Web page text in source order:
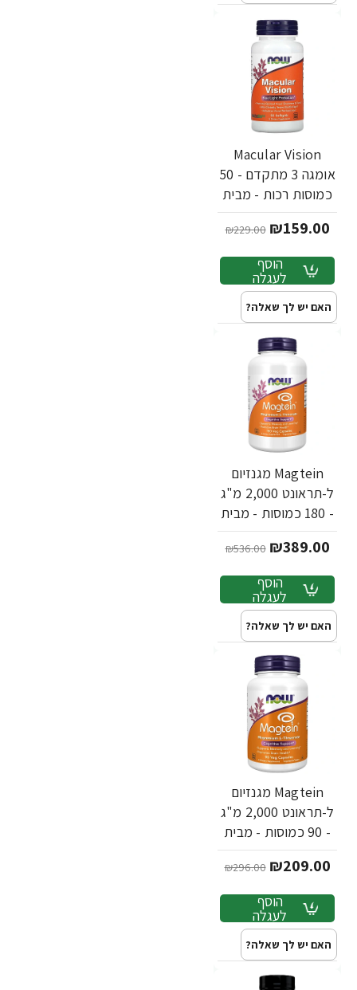
Macular Vision
אומגה 3 מתקדם - 50
כמוסות רכות - מבית
NOW FOODS
₪159.00
₪229.00
הוסף
לעגלה
האם יש לך שאלה?
Magtein מגנזיום
ל-תראונט 2,000 מ"ג
- 180 כמוסות - מבית
NOW FOODS
₪389.00
₪536.00
הוסף
לעגלה
האם יש לך שאלה?
Magtein מגנזיום
ל-תראונט 2,000 מ"ג
- 90 כמוסות - מבית
NOW FOODS
₪209.00
₪296.00
הוסף
לעגלה
האם יש לך שאלה?